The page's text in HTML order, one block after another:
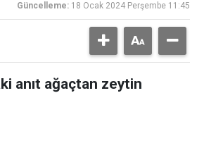
Güncelleme: 18 Ocak 2024 Perşembe 11:45
anıt ağaçtan zeytin